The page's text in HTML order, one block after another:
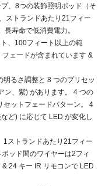
、8つの装飾照明ポッド（そ
ストランドあたり21フィー
寿命で低消費電力。
、100フィート以上の範
ェードが含まれています &
るさ調整と 8 つのプリセッ
ン、紫) があります。 4 つの
セットフェードパターン。 4
ど) に応じて LED が変化し
1ストランドあたり21フィー
ッド間のワイヤーは2フィ
24 キー IR リモコンで LED